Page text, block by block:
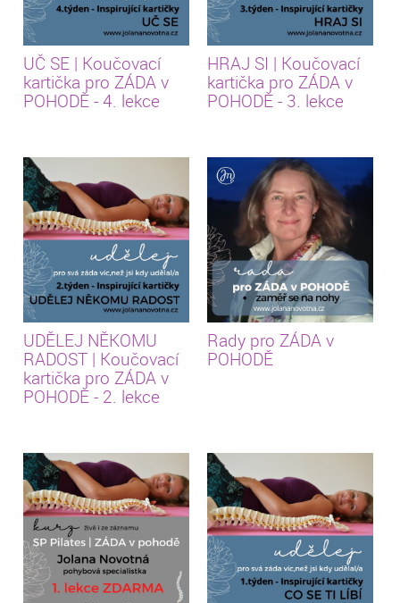
UČ SE | Koučovací
kartička pro ZÁDA v
POHODĚ - 4. lekce
HRAJ SI | Koučovací
kartička pro ZÁDA v
POHODĚ - 3. lekce
UDĚLEJ NĚKOMU
RADOST | Koučovací
kartička pro ZÁDA v
POHODĚ - 2. lekce
Rady pro ZÁDA v
POHODĚ